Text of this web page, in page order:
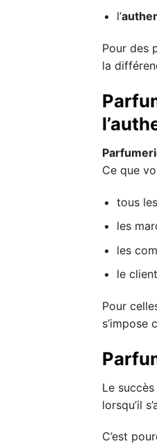
l’
Pour des
la
Ce que
tous
les
les
le
Pour
s’impose
Le
lorsqu’il
C’est